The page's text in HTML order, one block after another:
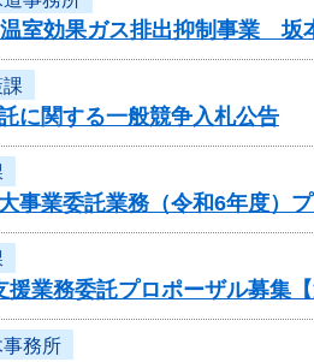
温室効果ガス排出抑制事業
に関する一般競争入札公告
事業委託業務（令和6年度）
業務委託プロポーザル募集【
務所